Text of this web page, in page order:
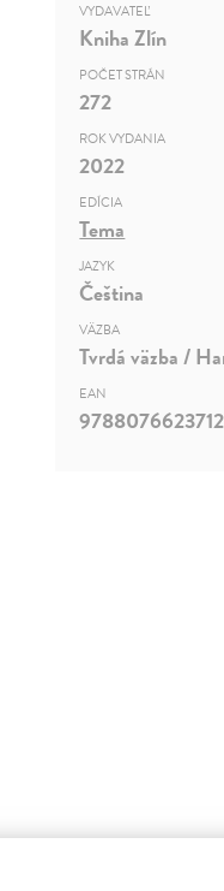
VYDAVATEĽ
Kniha Zlín
POČET STRÁN
272
ROK VYDANIA
2022
EDÍCIA
Tema
JAZYK
Čeština
VÄZBA
Tvrdá väzba /
EAN
9788076623712